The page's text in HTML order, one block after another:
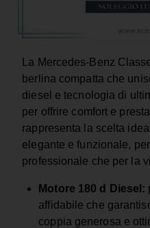
La Mercedes-Benz
berlina compatta che
diesel e tecnologia di
per offrire comfort e
rappresenta la scelta
elegante e funzionale,
professionale che per la
Motore 180 d Diesel:
affidabile che
coppia generosa e